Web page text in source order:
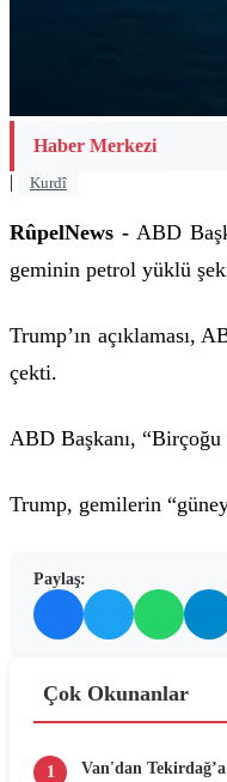
Haber Merkezi
|
Kurdî
RûpelNews - ABD
geminin petrol yüklü
Trump’ın açıklaması,
çekti.
ABD Başkanı,
Trump, gemilerin
Paylaş:
Çok Okunanlar
1 Van'dan